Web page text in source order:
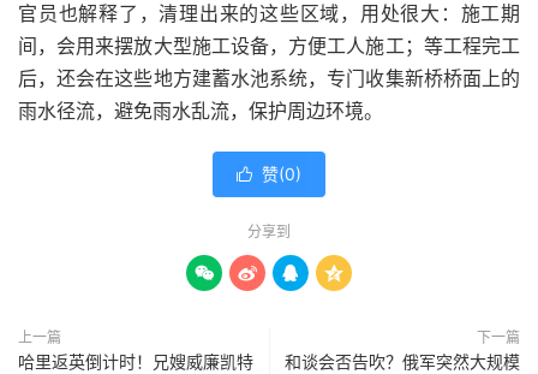
官员也解释了，清理出来的这些区域，用处很大：施工期
间，会用来摆放大型施工设备，方便工人施工；等工程完工
后，还会在这些地方建蓄水池系统，专门收集新桥桥面上的
雨水径流，避免雨水乱流，保护周边环境。
 赞(0)
分享到
   
上一篇
哈里返英倒计时！兄嫂威廉凯特
下一篇
和谈会否告吹？俄军突然大规模